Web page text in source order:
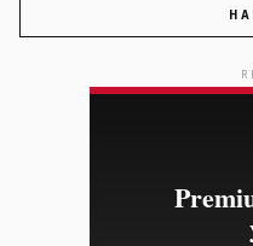
YAHOO FINANCE
YAHOO FINANCE
IRA yığanların ən